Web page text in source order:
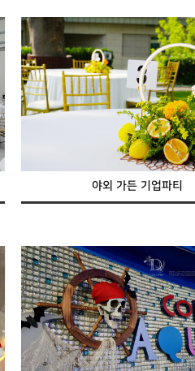
야외 가든 기업파티